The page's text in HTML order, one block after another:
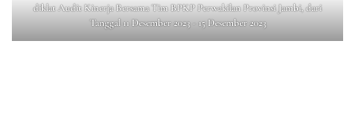
diklat Audit Kinerja Bersama Tim BPKP Perwakilan Provinsi Jambi, dari
Tanggal 11 Desember 2023 - 15 Desember 2023